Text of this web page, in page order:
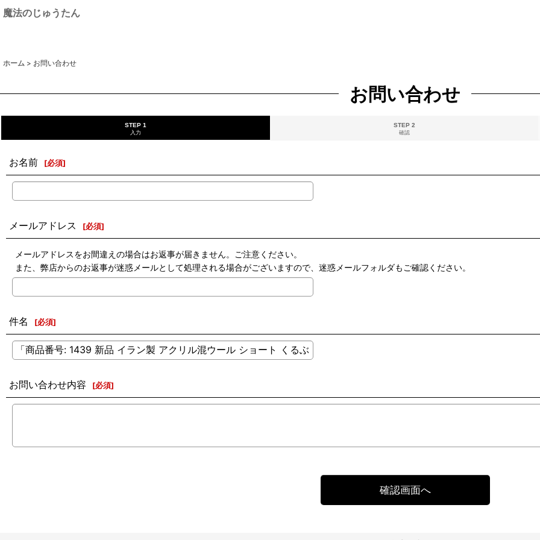
魔法のじゅうたん
ホーム > お問い合わせ
お問い合わせ
STEP 1
入力
STEP 2
確認
お名前 [必須]
メールアドレス [必須]
メールアドレスをお間違えの場合はお返事が届きません。ご注意ください。
また、弊店からのお返事が迷惑メールとして処理される場合がございますので、迷惑メールフォルダもご確認ください。
件名 [必須]
お問い合わせ内容 [必須]
確認画面へ